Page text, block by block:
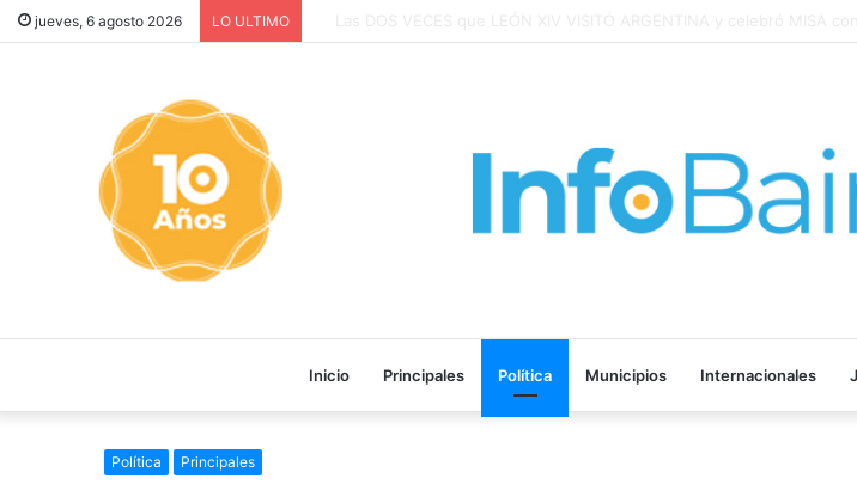
jueves, 6 agosto 2026 LO ULTIMO
Inicio Principales Política Municipios Internacionales
Política Principales